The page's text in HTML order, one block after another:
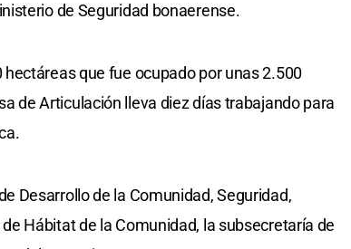
de Seguridad bonaerense.
que fue ocupado por unas 2.500
de Articulación lleva diez días trabajando para
Desarrollo de la Comunidad, Seguridad,
Hábitat de la Comunidad, la subsecretaría de